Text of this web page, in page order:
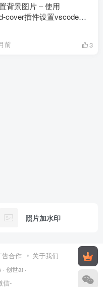
背景图片 – 使用
cover插件设置vscode背
前 3
照片加水印
告合作 关于我们
创世ai ·